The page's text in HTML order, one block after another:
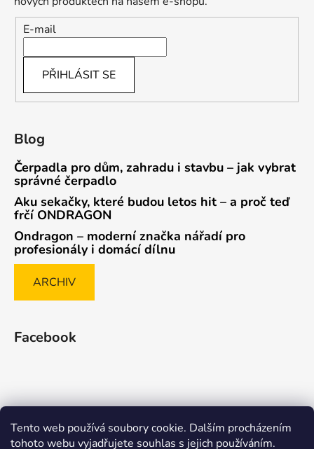
Tento web používá soubory cookie. Dalším procházením
tohoto webu vyjadřujete souhlas s jejich používáním.
E-mail
PŘIHLÁSIT SE
Blog
Čerpadla pro dům, zahradu i stavbu – jak vybrat
správné čerpadlo
Aku sekačky, které budou letos hit – a proč teď
frčí ONDRAGON
Ondragon – moderní značka nářadí pro
profesionály i domácí dílnu
ARCHIV
Facebook
Způsob ověřování recenzí